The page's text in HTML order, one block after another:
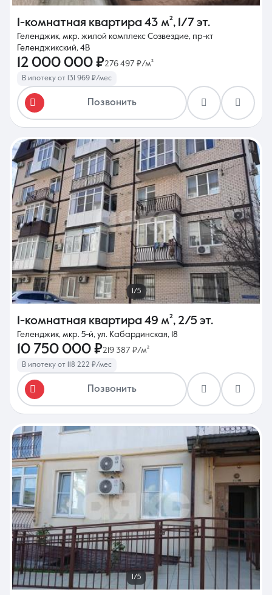
1-комнатная квартира 43 м², 1/7 эт.
Геленджик, мкр. жилой комплекс Созвездие, пр-кт
Геленджикский, 4В
12 000 000 ₽276 497 ₽/м²
В ипотеку от 131 969 ₽/мес
Позвонить
1/5
1-комнатная квартира 49 м², 2/5 эт.
Геленджик, мкр. 5-й, ул. Кабардинская, 18
10 750 000 ₽219 387 ₽/м²
В ипотеку от 118 222 ₽/мес
Позвонить
1/5